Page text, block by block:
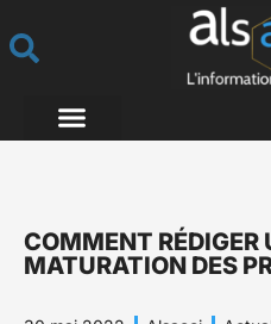
COMMENT RÉDIGER
MATURATION DES